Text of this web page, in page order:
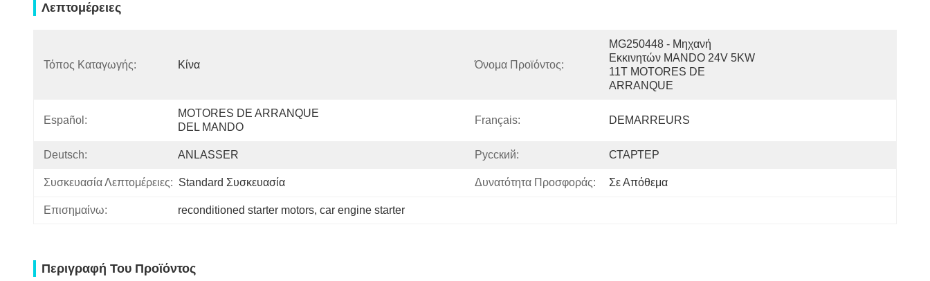
Λεπτομέρειες
Τόπος Καταγωγής: Κίνα Όνομα Προϊόντος:
MG250448 - Μηχανή
Εκκινητών MANDO 24V 5KW
11T MOTORES DE
ARRANQUE
Español:
MOTORES DE ARRANQUE
DEL MANDO
Français: DEMARREURS
Deutsch: ANLASSER Pусский: СТАРТЕР
Συσκευασία Λεπτομέρειες: Standard Συσκευασία Δυνατότητα Προσφοράς: Σε Απόθεμα
Επισημαίνω: reconditioned starter motors, car engine starter
Περιγραφή Του Προϊόντος